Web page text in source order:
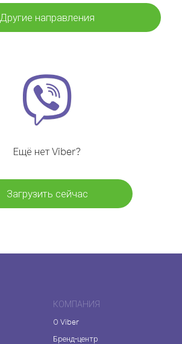
Другие направления
Ещё нет Viber?
Загрузить сейчас
КОМПАНИЯ
О Viber
Бренд-центр